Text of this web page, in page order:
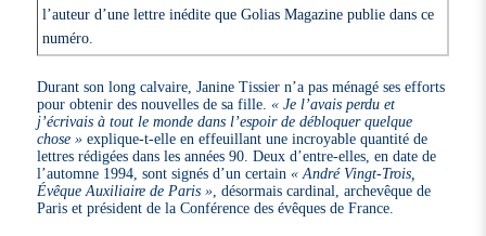
l’auteur d’une lettre inédite que Golias Magazine publie dans ce
numéro.
Durant son long calvaire, Janine Tissier n’a pas ménagé ses efforts
pour obtenir des nouvelles de sa fille.« Je l’avais perdu et
j’écrivais à tout le monde dans l’espoir de débloquer quelque
chose » explique-t-elle en effeuillant une incroyable quantité de
lettres rédigées dans les années 90. Deux d’entre-elles, en date de
l’automne 1994, sont signés d’un certain« André Vingt-Trois,
Évêque Auxiliaire de Paris » , désormais cardinal, archevêque de
Paris et président de la Conférence des évêques de France.